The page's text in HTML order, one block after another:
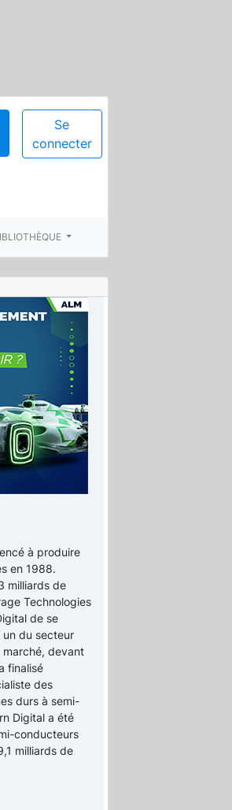
Se
connecter
à produire
en 1988.
milliards de
Technologies
de se
un du secteur
devant
finalisé
des
durs à semi-
Digital a été
conducteurs
milliards de